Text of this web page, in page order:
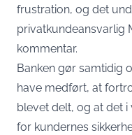
frustration, og det
privatkundeansvarlig
kommentar.
Banken gør samtidig
have medført, at
blevet delt, og at det
for kundernes